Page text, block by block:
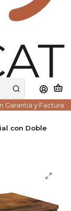
Garantia y Factura
con Doble